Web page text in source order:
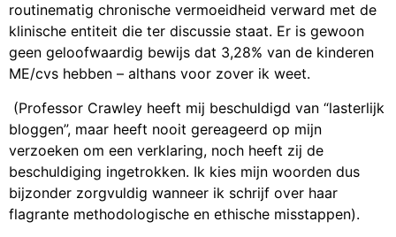
routinematig chronische vermoeidheid verward met de
klinische entiteit die ter discussie staat. Er is gewoon
geen geloofwaardig bewijs dat 3,28% van de kinderen
ME/cvs hebben – althans voor zover ik weet.
(Professor Crawley heeft mij beschuldigd van “lasterlijk
bloggen”, maar heeft nooit gereageerd op mijn
verzoeken om een verklaring, noch heeft zij de
beschuldiging ingetrokken. Ik kies mijn woorden dus
bijzonder zorgvuldig wanneer ik schrijf over haar
flagrante methodologische en ethische misstappen).